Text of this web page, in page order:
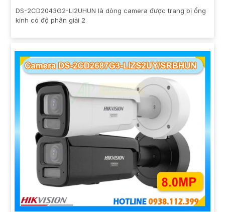
DS-2CD2043G2-LI2UHUN là dòng camera được trang bị ống
kính có độ phân giải 2